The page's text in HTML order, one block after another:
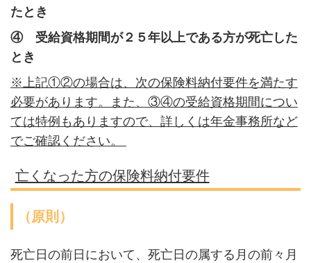
たとき
④ 受給資格期間が２５年以上である方が死亡した
とき
※上記①②の場合は、次の保険料納付要件を満たす
必要があります。また、③④の受給資格期間につい
ては特例もありますので、詳しくは年金事務所など
でご確認ください。
亡くなった方の保険料納付要件
（原則）
死亡日の前日において、死亡日の属する月の前々月